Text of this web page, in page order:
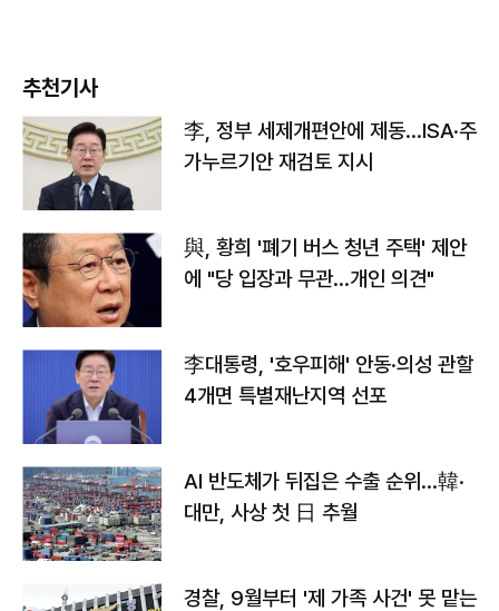
추천기사
李, 정부 세제개편안에 제동…ISA·주
가누르기안 재검토 지시
與, 황희 '폐기 버스 청년 주택' 제안
에 "당 입장과 무관…개인 의견"
李대통령, '호우피해' 안동·의성 관할
4개면 특별재난지역 선포
AI 반도체가 뒤집은 수출 순위…韓·
대만, 사상 첫 日 추월
경찰, 9월부터 '제 가족 사건' 못 맡는